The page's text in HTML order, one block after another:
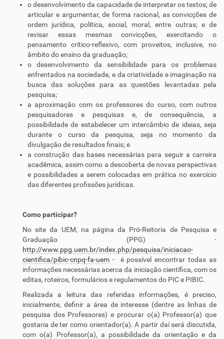
o desenvolvimento da capacidade de interpretar os textos; de
articular e argumentar, de forma racional, as convicções de
ordem jurídica, política, social, moral, entre outras; e de
revisar essas mesmas convicções, exercitando o
pensamento crítico-reflexivo, com proveitos, inclusive, no
âmbito do ensino da graduação;
o desenvolvimento da sensibilidade para os problemas
enfrentados na sociedade, e da criatividade e imaginação na
busca das soluções para as questões levantadas pela
pesquisa;
a aproximação com os professores do curso, com outros
pesquisadores e pesquisas e, de consequência, a
possibilidade de estabelecer um intercâmbio de ideias, seja
durante o curso da pesquisa, seja no momento da
divulgação de resultados finais; e
a construção das bases necessárias para seguir a carreira
acadêmica, assim como a descoberta de novas perspectivas
e possibilidades a serem colocadas em prática no exercício
das diferentes profissões jurídicas.
Como participar?
No site da UEM, na página da Pró-Reitoria de Pesquisa e
Graduação (PPG) -
http://www.ppg.uem.br/index.php/pesquisa/iniciacao-
cientifica/pibic-cnpq-fa-uem - é possível encontrar todas as
informações necessárias acerca da iniciação científica, com os
editas, roteiros, formulários e regulamentos do PIC e PIBIC.
Realizada a leitura das referidas informações, é preciso,
inicialmente, definir a área de interesse (dentre as linhas de
pesquisa dos Professores) e procurar o(a) Professor(a) que
gostaria de ter como orientador(a). A partir daí será discutida,
com o(a) Professor(a), a possibilidade da orientação e da